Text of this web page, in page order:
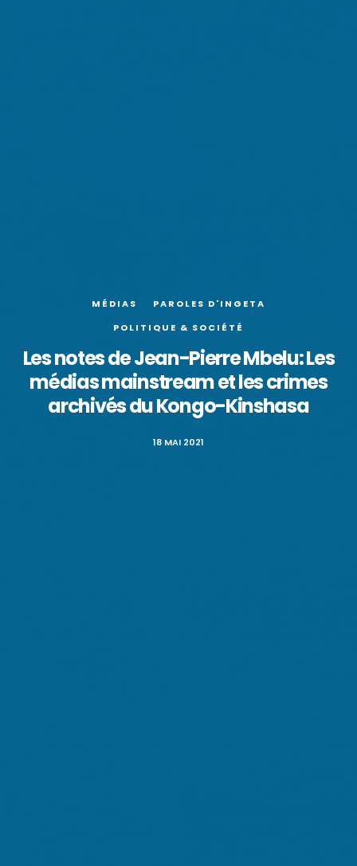
MÉDIAS
PAROLES D'INGETA
POLITIQUE & SOCIÉTÉ
Les notes de Jean-Pierre Mbelu: Les
médias mainstream et les crimes
archivés du Kongo-Kinshasa
18 MAI 2021